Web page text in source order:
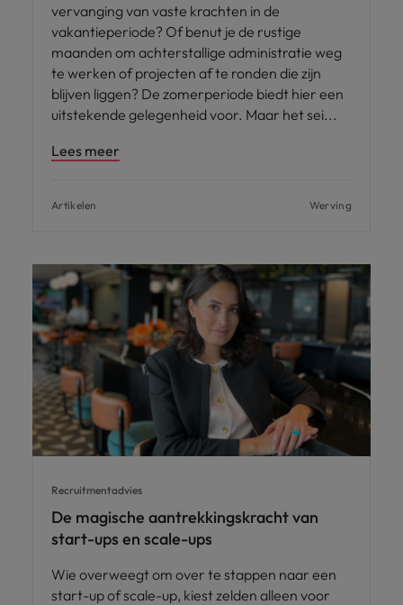
vervanging van vaste krachten in de
vakantieperiode? Of benut je de rustige
maanden om achterstallige administratie weg
te werken of projecten af te ronden die zijn
blijven liggen? De zomerperiode biedt hier een
uitstekende gelegenheid voor. Maar het sei
Lees meer
Artikelen Werving
Recruitmentadvies
De magische aantrekkingskracht van
start-ups en scale-ups
Wie overweegt om over te stappen naar een
start-up of scale-up, kiest zelden alleen voor